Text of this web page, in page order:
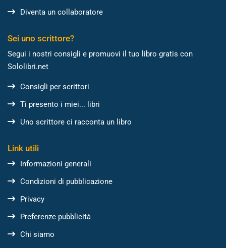
Diventa un collaboratore
Sei uno scrittore?
Segui i nostri consigli e promuovi il tuo libro gratis con
Sololibri.net
Consigli per scrittori
Ti presento i miei... libri
Uno scrittore ci racconta un libro
Link utili
Informazioni generali
Condizioni di pubblicazione
Privacy
Preferenze pubblicità
Chi siamo